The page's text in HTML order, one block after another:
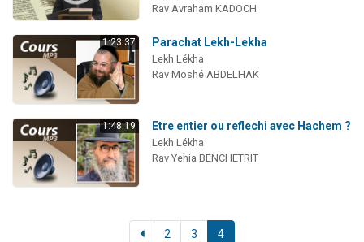
Rav Avraham KADOCH
1:23:37 Parachat Lekh-Lekha
Lekh Lékha
Rav Moshé ABDELHAK
1:48:19 Etre entier ou reflechi avec Hachem ?
Lekh Lékha
Rav Yehia BENCHETRIT
2 3 4